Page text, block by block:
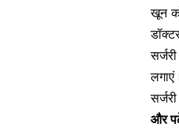
खून
लगाएं।
और